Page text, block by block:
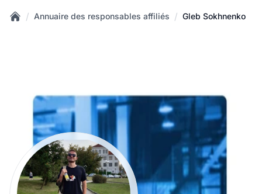
/ Annuaire des responsables affiliés / Gleb Sokhnenko